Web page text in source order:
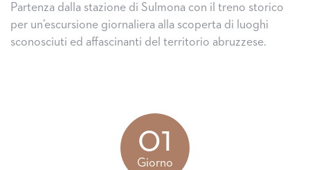
Partenza dalla stazione di Sulmona con il treno storico
per un’escursione giornaliera alla scoperta di luoghi
sconosciuti ed affascinanti del territorio abruzzese.
01
Giorno